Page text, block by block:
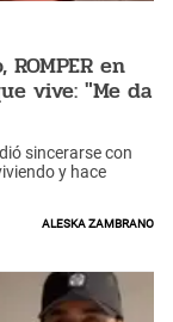
en
vive: "Me da
sincerarse con
y hace
Aleska Zambrano